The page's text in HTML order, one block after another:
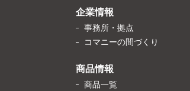
企業情報
事務所・拠点
コマニーの間づくり
商品情報
商品一覧